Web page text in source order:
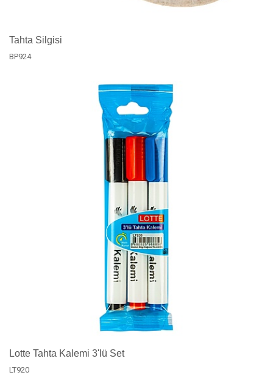
Tahta Silgisi
BP924
Lotte Tahta Kalemi 3'lü Set
LT920